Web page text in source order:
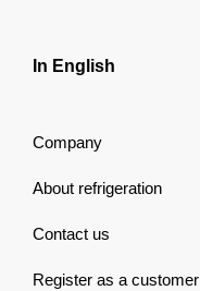
In English
Company
About refrigeration
Contact us
Register as a customer